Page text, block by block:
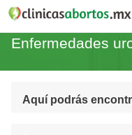
Enfermedades
Aquí podrás